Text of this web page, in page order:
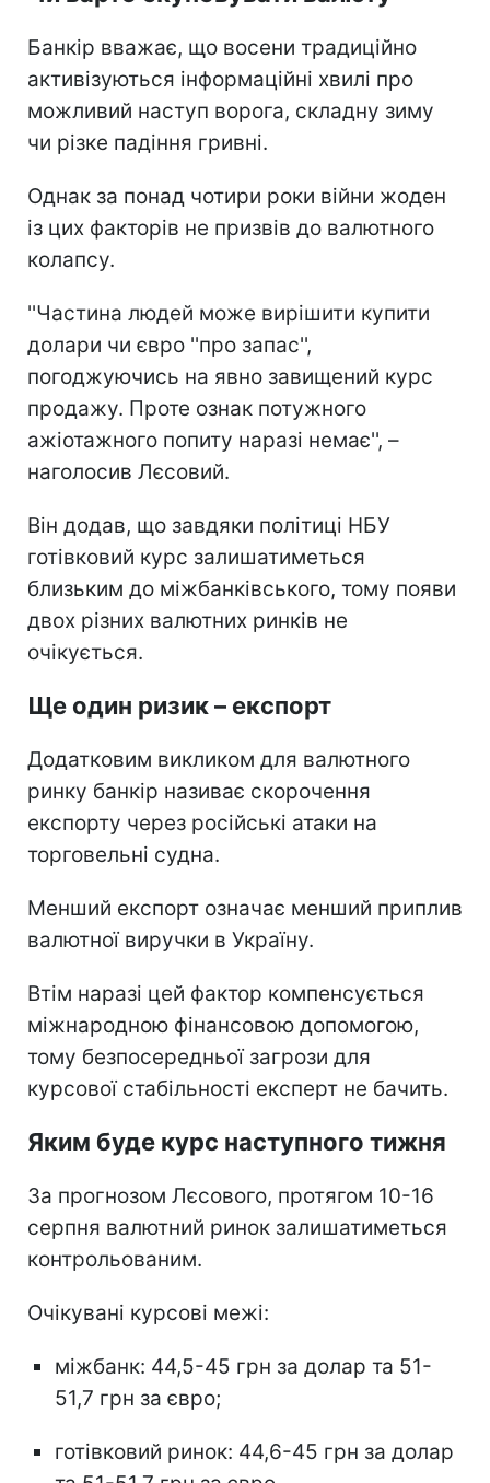
Банкір вважає, що восени традиційно
активізуються інформаційні хвилі про
можливий наступ ворога, складну зиму
чи різке падіння гривні.
Однак за понад чотири роки війни жоден
із цих факторів не призвів до валютного
колапсу.
''Частина людей може вирішити купити
долари чи євро ''про запас'',
погоджуючись на явно завищений курс
продажу. Проте ознак потужного
ажіотажного попиту наразі немає'', –
наголосив Лєсовий.
Він додав, що завдяки політиці НБУ
готівковий курс залишатиметься
близьким до міжбанківського, тому появи
двох різних валютних ринків не
очікується.
Ще один ризик – експорт
Додатковим викликом для валютного
ринку банкір називає скорочення
експорту через російські атаки на
торговельні судна.
Менший експорт означає менший приплив
валютної виручки в Україну.
Втім наразі цей фактор компенсується
міжнародною фінансовою допомогою,
тому безпосередньої загрози для
курсової стабільності експерт не бачить.
Яким буде курс наступного тижня
За прогнозом Лєсового, протягом 10-16
серпня валютний ринок залишатиметься
контрольованим.
Очікувані курсові межі:
міжбанк: 44,5-45 грн за долар та 51-
51,7 грн за євро;
готівковий ринок: 44,6-45 грн за долар